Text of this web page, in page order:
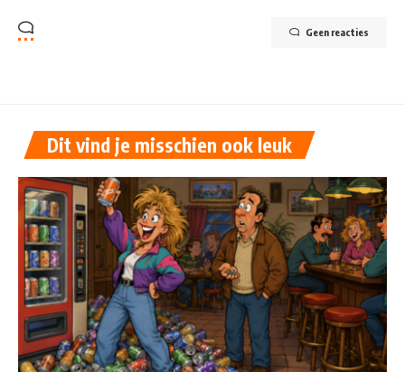
Geen reacties
Dit vind je misschien ook leuk